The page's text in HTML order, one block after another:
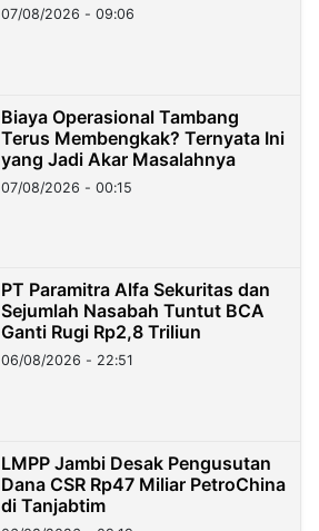
Hilangnya Dana Nasabah Rp2,58
Miliar
07/08/2026 - 09:06
Biaya Operasional Tambang
Terus Membengkak? Ternyata Ini
yang Jadi Akar Masalahnya
07/08/2026 - 00:15
PT Paramitra Alfa Sekuritas dan
Sejumlah Nasabah Tuntut BCA
Ganti Rugi Rp2,8 Triliun
06/08/2026 - 22:51
LMPP Jambi Desak Pengusutan
Dana CSR Rp47 Miliar PetroChina
di Tanjabtim